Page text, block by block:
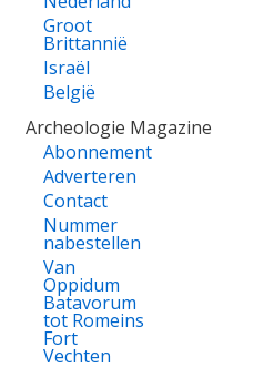
Groot
Brittannië
Israël
België
Archeologie Magazine
Abonnement
Adverteren
Contact
Nummer
nabestellen
Van
Oppidum
Batavorum
tot Romeins
Fort
Vechten